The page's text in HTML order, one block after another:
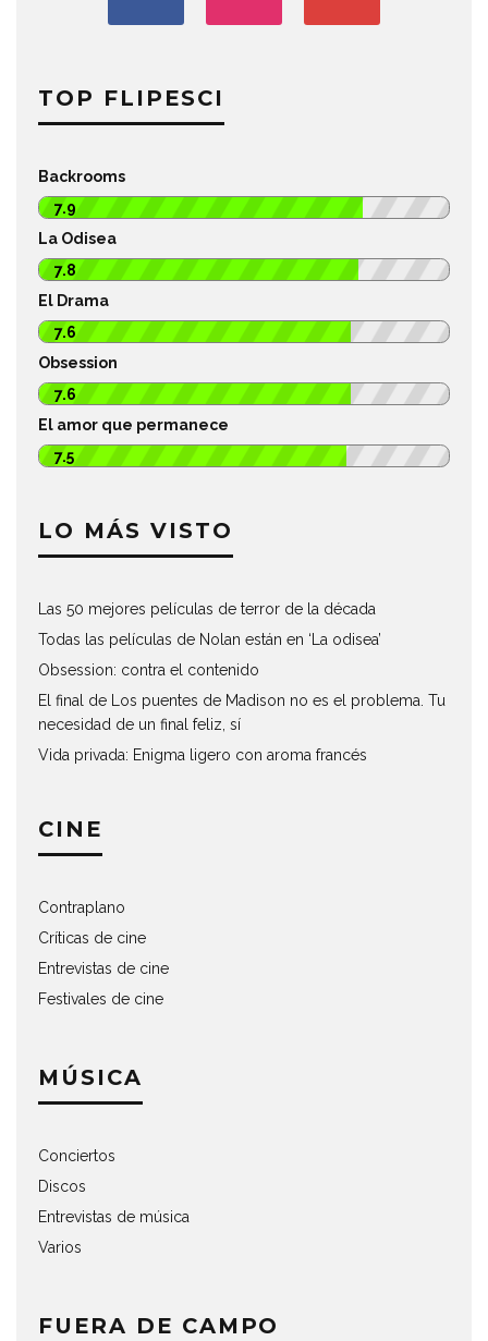
TOP FLIPESCI
Backrooms
7.9
La Odisea
7.8
El Drama
7.6
Obsession
7.6
El amor que permanece
7.5
LO MÁS VISTO
Las 50 mejores películas de terror de la década
Todas las películas de Nolan están en ‘La odisea’
Obsession: contra el contenido
El final de Los puentes de Madison no es el problema. Tu
necesidad de un final feliz, sí
Vida privada: Enigma ligero con aroma francés
CINE
Contraplano
Críticas de cine
Entrevistas de cine
Festivales de cine
MÚSICA
Conciertos
Discos
Entrevistas de música
Varios
FUERA DE CAMPO